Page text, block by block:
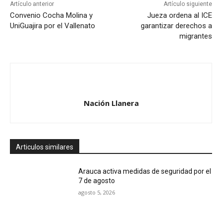
Artículo anterior
Convenio Cocha Molina y
UniGuajira por el Vallenato
Artículo siguiente
Jueza ordena al ICE
garantizar derechos a
migrantes
Nación Llanera
Articulos similares
Arauca activa medidas de seguridad por el
7 de agosto
agosto 5, 2026